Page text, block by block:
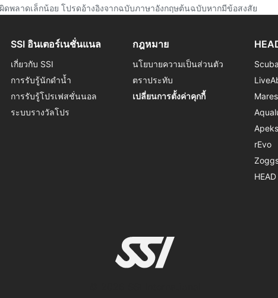
พลาดเล็กน้อย โปรดอ้างอิงจากฉบับภาษาอังกฤษต้นฉบับหากมีข้อสงสัย
SSI อินเตอร์เนชั่นแนล
เกี่ยวกับ SSI
การรับรู้นักดำน้ำ
การรับรู้โปรเฟสชั่นนอล
ระบบรางวัลโปร
กฎหมาย
นโยบายความเป็นส่วนตัว
ตราประทับ
เปลี่ยนการตั้งค่าคุกกี้
Mares
Apeks
rEvo
HEAD